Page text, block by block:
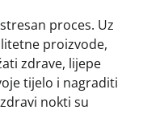
proces. Uz
proizvode,
zdrave, lijepe
tijelo i nagraditi
nokti su